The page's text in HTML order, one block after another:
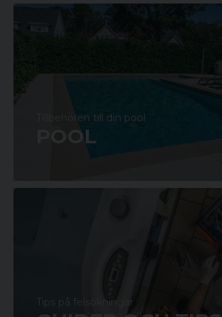
POOL
Tillbehören till din pool
Tips på felsökningar